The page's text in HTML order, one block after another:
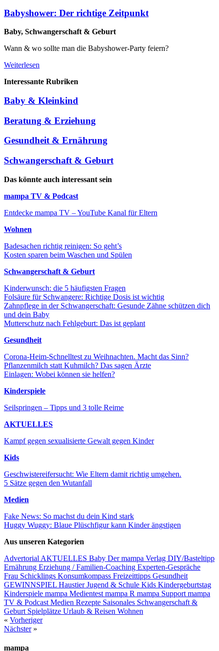
Babyshower: Der richtige Zeitpunkt
Baby, Schwangerschaft & Geburt
Wann & wo sollte man die Babyshower-Party feiern?
Weiterlesen
Interessante Rubriken
Baby & Kleinkind
Beratung & Erziehung
Gesundheit & Ernährung
Schwangerschaft & Geburt
Das könnte auch interessant sein
mampa TV & Podcast
Entdecke mampa TV – YouTube Kanal für Eltern
Wohnen
Badesachen richtig reinigen: So geht’s
Kosten sparen beim Waschen und Spülen
Schwangerschaft & Geburt
Kinderwunsch: die 5 häufigsten Fragen
Folsäure für Schwangere: Richtige Dosis ist wichtig
Zahnpflege in der Schwangerschaft: Gesunde Zähne schützen dich
und dein Baby
Mutterschutz nach Fehlgeburt: Das ist geplant
Gesundheit
Corona-Heim-Schnelltest zu Weihnachten. Macht das Sinn?
Pflanzenmilch statt Kuhmilch? Das sagen Ärzte
Einlagen: Wobei können sie helfen?
Kinderspiele
Seilspringen – Tipps und 3 tolle Reime
AKTUELLES
Kampf gegen sexualisierte Gewalt gegen Kinder
Kids
Geschwistereifersucht: Wie Eltern damit richtig umgehen.
5 Sätze gegen den Wutanfall
Medien
Fake News: So machst du dein Kind stark
Huggy Wuggy: Blaue Plüschfigur kann Kinder ängstigen
Aus unseren Kategorien
Advertorial AKTUELLES Baby Der mampa Verlag DIY/Basteltipp
Ernährung Erziehung / Familien-Coaching Experten-Gespräche
Frau Schicklings Konsumkompass Freizeittipps Gesundheit
GEWINNSPIEL HaustierJugend & Schule Kids Kindergeburtstag
Kinderspiele mampa Medientest mampa R mampa Support mampa
TV & Podcast Medien Rezepte Saisonales Schwangerschaft &
Geburt Spielplätze Urlaub & Reisen Wohnen
« Vorheriger
Nächster»
mampa